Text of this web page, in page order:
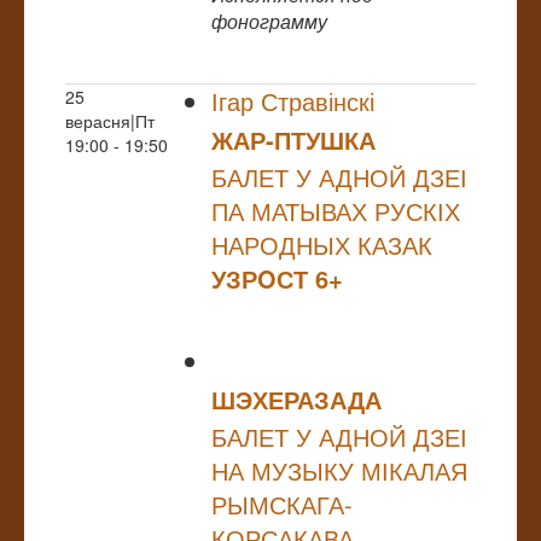
фонограмму
25
верасня|Пт
19:00 - 19:50
Ігар Стравінскі
ЖАР-ПТУШКА
БАЛЕТ У АДНОЙ ДЗЕІ
ПА МАТЫВАХ РУСКІХ
НАРОДНЫХ КАЗАК
УЗРOСТ 6+
ШЭХЕРАЗАДА
БАЛЕТ У АДНОЙ ДЗЕІ
НА МУЗЫКУ МІКАЛАЯ
РЫМСКАГА-